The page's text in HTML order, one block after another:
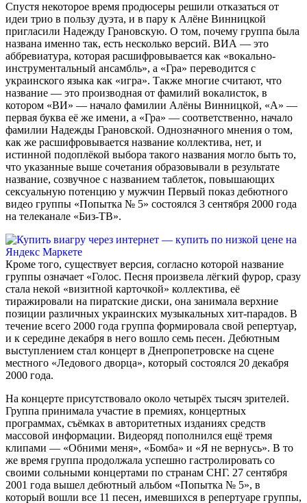
Спустя некоторое время продюсеры решили отказаться от
идеи трио в пользу дуэта, и в пару к Алёне Винницкой
пригласили Надежду Грановскую. О том, почему группа была
названа именно так, есть несколько версий. ВИА — это
аббревиатура, которая расшифровывается как «вокально-
инструментальный ансамбль», а «Гра» переводится с
украинского языка как «игра». Также многие считают, что
название — это производная от фамилий вокалисток, в
котором «ВИ» — начало фамилии Алёны Винницкой, «А» —
первая буква её же имени, а «Гра» — соответственно, начало
фамилии Надежды Грановской. Однозначного мнения о том,
как же расшифровывается название коллектива, нет, и
истинной подоплёкой выбора такого названия могло быть то,
что указанные выше сочетания образовывали в результате
название, созвучное с названием таблеток, повышающих
сексуальную потенцию у мужчин Первый показ дебютного
видео группы «Попытка № 5» состоялся 3 сентября 2000 года
на телеканале «Биз-ТВ».
Кроме того, существует версия, согласно которой название
группы означает «Голос. Песня произвела лёгкий фурор, сразу
стала некой «визитной карточкой» коллектива, её
тиражировали на пиратские диски, она занимала верхние
позиции различных украинских музыкальных хит-парадов. В
течение всего 2000 года группа формировала свой репертуар,
и к середине декабря в него вошло семь песен. Дебютным
выступлением стал концерт в Днепропетровске на сцене
местного «Ледового дворца», который состоялся 20 декабря
2000 года.
На концерте присутствовало около четырёх тысяч зрителей.
Группа принимала участие в премиях, концертных
программах, съёмках в авторитетных изданиях средств
массовой информации. Видеоряд пополнился ещё тремя
клипами — «Обними меня», «Бомба» и «Я не вернусь». В то
же время группа продолжала успешно гастролировать со
своими сольными концертами по странам СНГ. 27 сентября
2001 года вышел дебютный альбом «Попытка № 5», в
который вошли все 11 песен, имевшихся в репертуаре группы,